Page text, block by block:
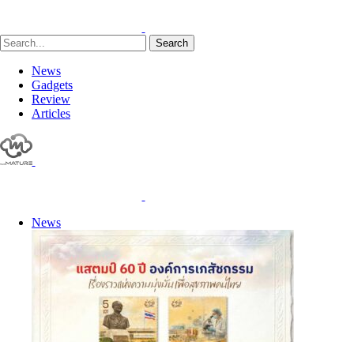
Search
News
Gadgets
Review
Articles
News